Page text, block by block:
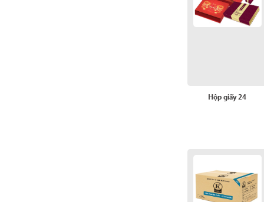
Hộp giấy 24